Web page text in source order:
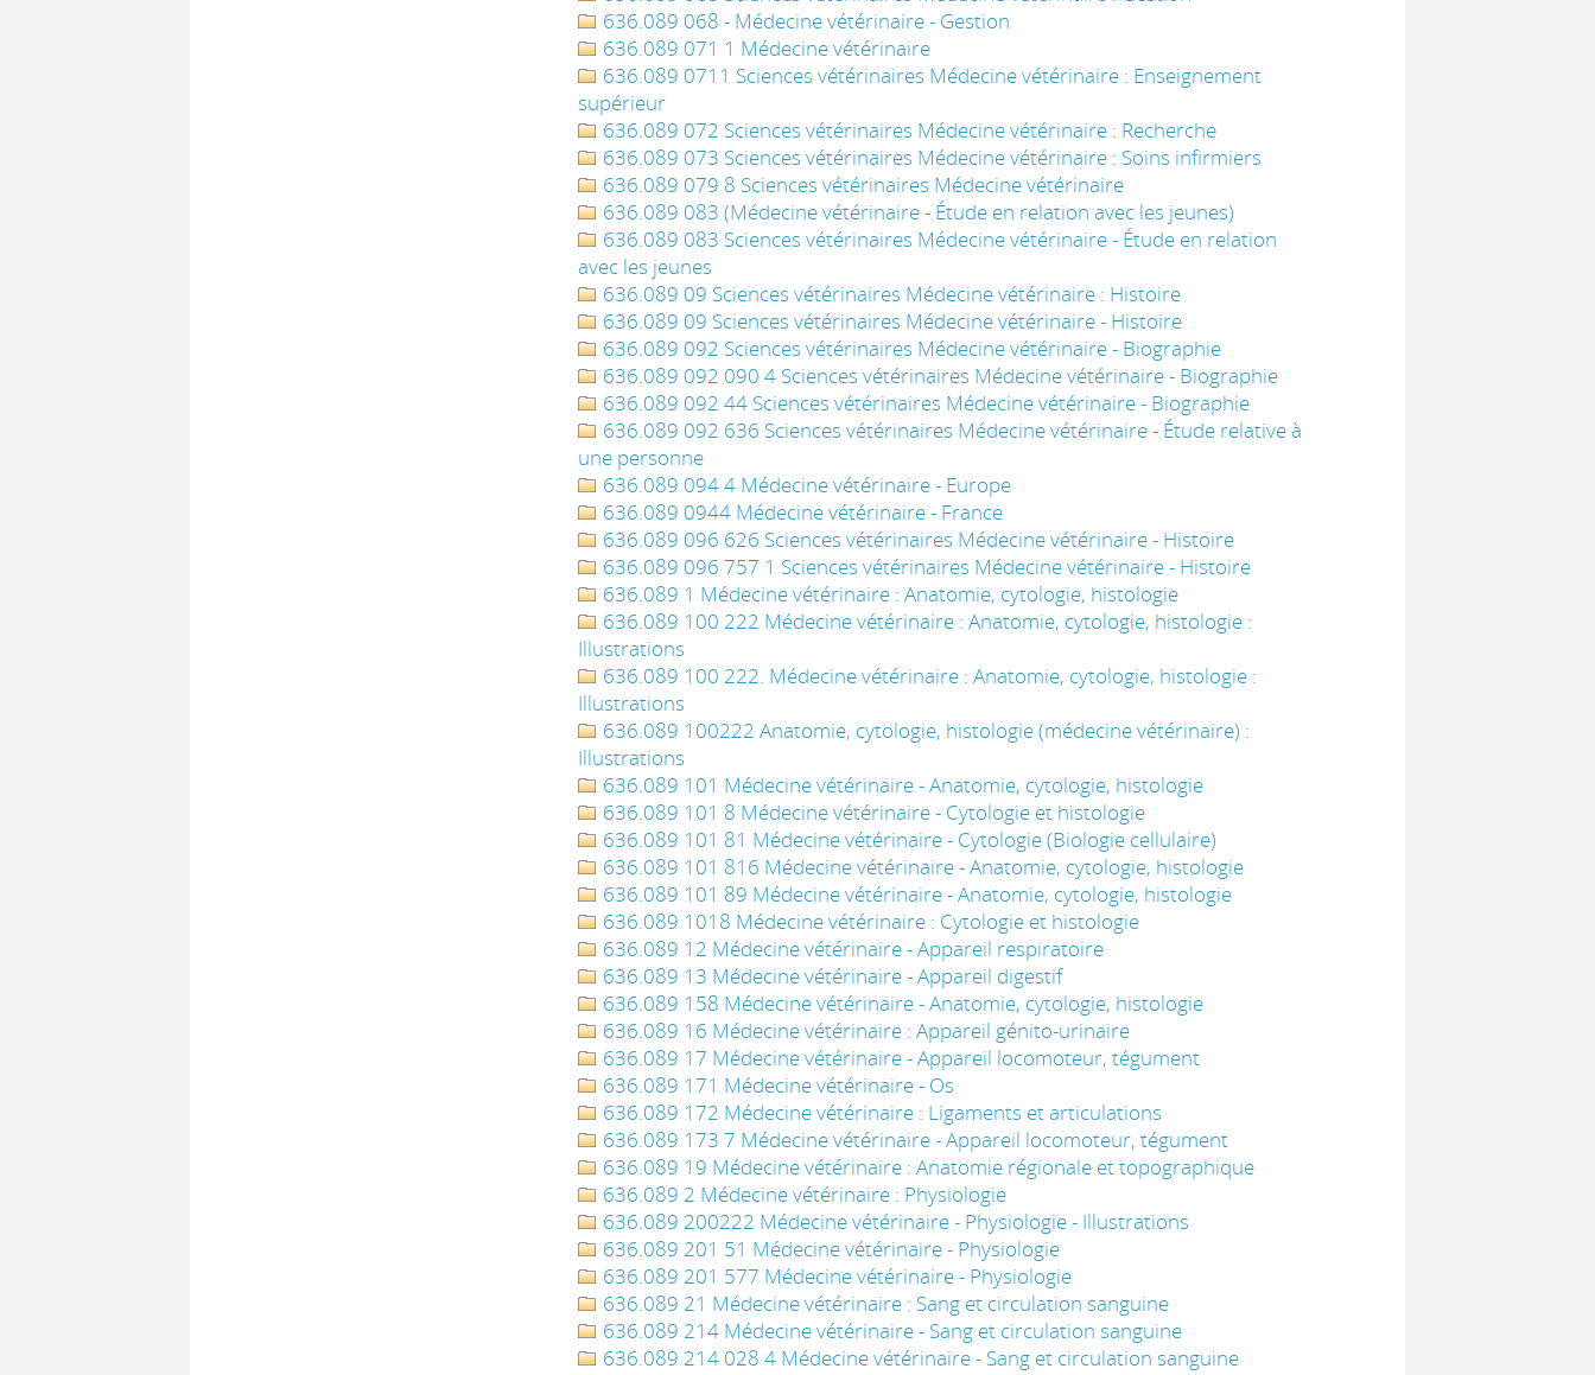
636.089 068 - Médecine vétérinaire - Gestion
636.089 071 1 Médecine vétérinaire
636.089 0711 Sciences vétérinaires Médecine vétérinaire : Enseignement
supérieur
636.089 072 Sciences vétérinaires Médecine vétérinaire : Recherche
636.089 073 Sciences vétérinaires Médecine vétérinaire : Soins infirmiers
636.089 079 8 Sciences vétérinaires Médecine vétérinaire
636.089 083 (Médecine vétérinaire - Étude en relation avec les jeunes)
636.089 083 Sciences vétérinaires Médecine vétérinaire - Étude en relation
avec les jeunes
636.089 09 Sciences vétérinaires Médecine vétérinaire : Histoire
636.089 09 Sciences vétérinaires Médecine vétérinaire - Histoire
636.089 092 Sciences vétérinaires Médecine vétérinaire - Biographie
636.089 092 090 4 Sciences vétérinaires Médecine vétérinaire - Biographie
636.089 092 44 Sciences vétérinaires Médecine vétérinaire - Biographie
636.089 092 636 Sciences vétérinaires Médecine vétérinaire - Étude relative à
une personne
636.089 094 4 Médecine vétérinaire - Europe
636.089 0944 Médecine vétérinaire - France
636.089 096 626 Sciences vétérinaires Médecine vétérinaire - Histoire
636.089 096 757 1 Sciences vétérinaires Médecine vétérinaire - Histoire
636.089 1 Médecine vétérinaire : Anatomie, cytologie, histologie
636.089 100 222 Médecine vétérinaire : Anatomie, cytologie, histologie :
Illustrations
636.089 100 222. Médecine vétérinaire : Anatomie, cytologie, histologie :
Illustrations
636.089 100222 Anatomie, cytologie, histologie (médecine vétérinaire) :
Illustrations
636.089 101 Médecine vétérinaire - Anatomie, cytologie, histologie
636.089 101 8 Médecine vétérinaire - Cytologie et histologie
636.089 101 81 Médecine vétérinaire - Cytologie (Biologie cellulaire)
636.089 101 816 Médecine vétérinaire - Anatomie, cytologie, histologie
636.089 101 89 Médecine vétérinaire - Anatomie, cytologie, histologie
636.089 1018 Médecine vétérinaire : Cytologie et histologie
636.089 12 Médecine vétérinaire - Appareil respiratoire
636.089 13 Médecine vétérinaire - Appareil digestif
636.089 158 Médecine vétérinaire - Anatomie, cytologie, histologie
636.089 16 Médecine vétérinaire : Appareil génito-urinaire
636.089 17 Médecine vétérinaire - Appareil locomoteur, tégument
636.089 171 Médecine vétérinaire - Os
636.089 172 Médecine vétérinaire : Ligaments et articulations
636.089 173 7 Médecine vétérinaire - Appareil locomoteur, tégument
636.089 19 Médecine vétérinaire : Anatomie régionale et topographique
636.089 2 Médecine vétérinaire : Physiologie
636.089 200222 Médecine vétérinaire - Physiologie - Illustrations
636.089 201 51 Médecine vétérinaire - Physiologie
636.089 201 577 Médecine vétérinaire - Physiologie
636.089 21 Médecine vétérinaire : Sang et circulation sanguine
636.089 214 Médecine vétérinaire - Sang et circulation sanguine
636.089 214 028 4 Médecine vétérinaire - Sang et circulation sanguine